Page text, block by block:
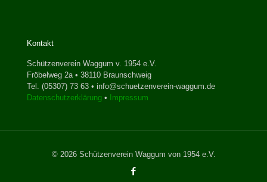
Kontakt
Schützenverein Waggum v. 1954 e.V.
Fröbelweg 2a • 38110 Braunschweig
Tel. (05307) 73 63 • info@schuetzenverein-waggum.de
Datenschutzerklärung • Impressum
© 2026 Schützenverein Waggum von 1954 e.V.